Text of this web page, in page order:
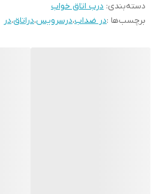
دسته‌بندی: درب اتاق خواب
برچسب‌ها :در ضداب،درسرویس،دراتاق،در